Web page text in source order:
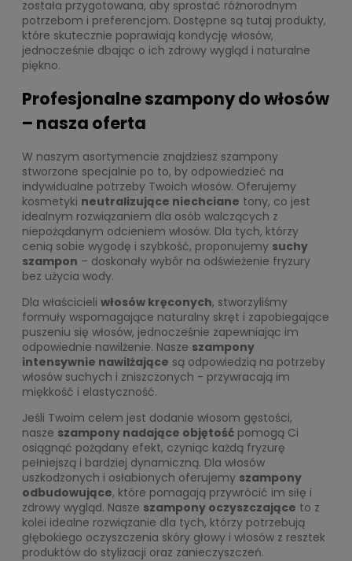
została przygotowana, aby sprostać różnorodnym
potrzebom i preferencjom. Dostępne są tutaj produkty,
które skutecznie poprawiają kondycję włosów,
jednocześnie dbając o ich zdrowy wygląd i naturalne
piękno.
Profesjonalne szampony do włosów
– nasza oferta
W naszym asortymencie znajdziesz szampony
stworzone specjalnie po to, by odpowiedzieć na
indywidualne potrzeby Twoich włosów. Oferujemy
kosmetyki neutralizujące niechciane tony, co jest
idealnym rozwiązaniem dla osób walczących z
niepożądanym odcieniem włosów. Dla tych, którzy
cenią sobie wygodę i szybkość, proponujemy suchy
szampon – doskonały wybór na odświeżenie fryzury
bez użycia wody.
Dla właścicieli włosów kręconych, stworzyliśmy
formuły wspomagające naturalny skręt i zapobiegające
puszeniu się włosów, jednocześnie zapewniając im
odpowiednie nawilżenie. Nasze szampony
intensywnie nawilżające są odpowiedzią na potrzeby
włosów suchych i zniszczonych - przywracają im
miękkość i elastyczność.
Jeśli Twoim celem jest dodanie włosom gęstości,
nasze szampony nadające objętość pomogą Ci
osiągnąć pożądany efekt, czyniąc każdą fryzurę
pełniejszą i bardziej dynamiczną. Dla włosów
uszkodzonych i osłabionych oferujemy szampony
odbudowujące, które pomagają przywrócić im siłę i
zdrowy wygląd. Nasze szampony oczyszczające to z
kolei idealne rozwiązanie dla tych, którzy potrzebują
głębokiego oczyszczenia skóry głowy i włosów z resztek
produktów do stylizacji oraz zanieczyszczeń.